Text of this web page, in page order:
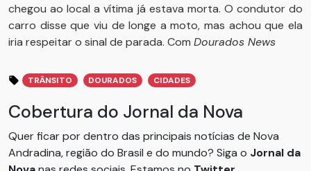
chegou ao local a vítima já estava morta. O condutor do
carro disse que viu de longe a moto, mas achou que ela
iria respeitar o sinal de parada. Com Dourados News
TRÂNSITO DOURADOS CIDADES
Cobertura do Jornal da Nova
Quer ficar por dentro das principais notícias de Nova
Andradina, região do Brasil e do mundo? Siga o Jornal da